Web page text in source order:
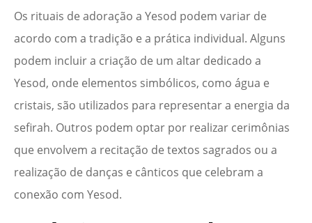
Os rituais de adoração a Yesod podem variar de
acordo com a tradição e a prática individual. Alguns
podem incluir a criação de um altar dedicado a
Yesod, onde elementos simbólicos, como água e
cristais, são utilizados para representar a energia da
sefirah. Outros podem optar por realizar cerimônias
que envolvem a recitação de textos sagrados ou a
realização de danças e cânticos que celebram a
conexão com Yesod.